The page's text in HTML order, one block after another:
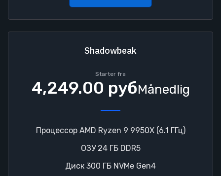
Shadowbeak
Starter fra
4,249.00 рубMånedlig
Процессор AMD Ryzen 9 9950X (6.1 ГГц)
ОЗУ 24 ГБ DDR5
Диск 300 ГБ NVMe Gen4